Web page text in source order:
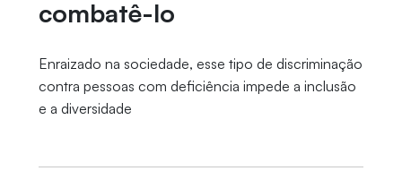
combatê-lo
Enraizado na sociedade, esse tipo de discriminação
contra pessoas com deficiência impede a inclusão
e a diversidade